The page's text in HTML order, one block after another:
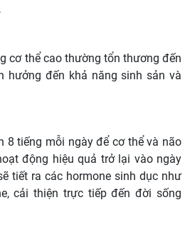
cơ thể cao thường tổn thương đến
hưởng đến khả năng sinh sản và
8 tiếng mỗi ngày để cơ thể và não
động hiệu quả trở lại vào ngày
tiết ra các hormone sinh dục như
cải thiện trực tiếp đến đời sống